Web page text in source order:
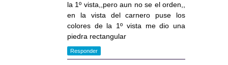
la 1º vista,,pero aun no se el orden,,
en la vista del carnero puse los
colores de la 1º vista me dio una
piedra rectangular
Responder